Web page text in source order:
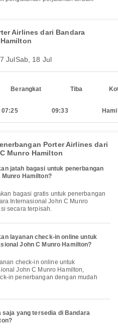
Airlines dari Bandara
JulSab, 18 Jul
Berangkat Tiba
07:25 09:33
Porter Airlines dari
Munro Hamilton
jatah bagasi untuk penerbangan
Hamilton?
Internasional John C Munro
secara terpisah.
layanan check-in online untuk
John C Munro Hamilton?
John C Munro Hamilton,
in penerbangan dengan mudah
yang tersedia di Bandara